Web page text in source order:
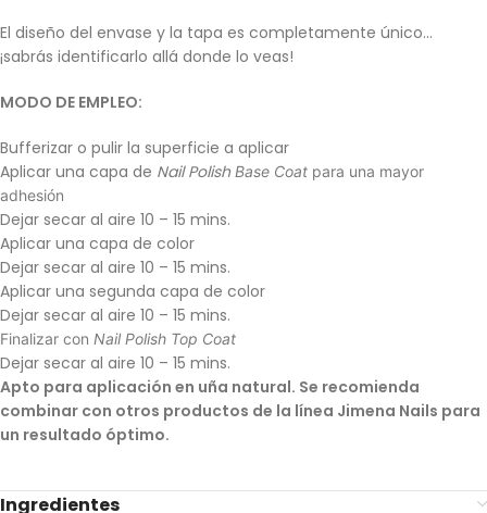
El diseño del envase y la tapa es completamente único…
¡sabrás identificarlo allá donde lo veas!
MODO DE EMPLEO:
Bufferizar o pulir la superficie a aplicar
Aplicar una capa de Nail Polish Base Coat para una mayor
adhesión
Dejar secar al aire 10 – 15 mins.
Aplicar una capa de color
Dejar secar al aire 10 – 15 mins.
Aplicar una segunda capa de color
Dejar secar al aire 10 – 15 mins.
Finalizar con Nail Polish Top Coat
Dejar secar al aire 10 – 15 mins.
Apto para aplicación en uña natural. Se recomienda
combinar con otros productos de la línea Jimena Nails para
un resultado óptimo.
Ingredientes